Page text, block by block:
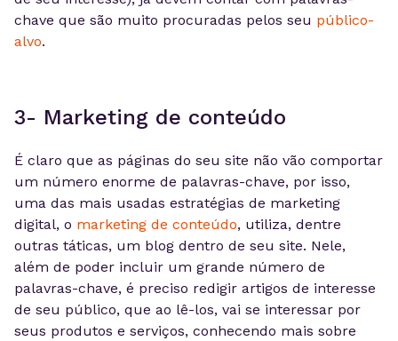
chave que são muito procuradas pelos seu público-
alvo.
3- Marketing de conteúdo
É claro que as páginas do seu site não vão comportar
um número enorme de palavras-chave, por isso,
uma das mais usadas estratégias de marketing
digital, o marketing de conteúdo, utiliza, dentre
outras táticas, um blog dentro de seu site. Nele,
além de poder incluir um grande número de
palavras-chave, é preciso redigir artigos de interesse
de seu público, que ao lê-los, vai se interessar por
seus produtos e serviços, conhecendo mais sobre